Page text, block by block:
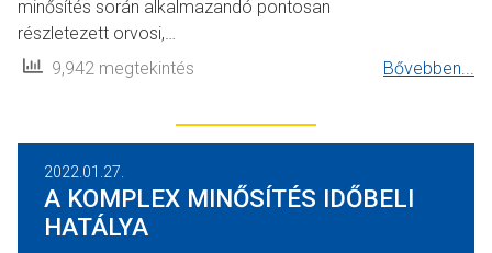
minősítés során alkalmazandó pontosan
részletezett orvosi,…
9,942 megtekintés
Bővebben...
2022.01.27.
A KOMPLEX MINŐSÍTÉS IDŐBELI
HATÁLYA